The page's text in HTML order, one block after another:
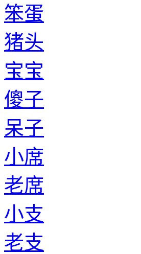
笨蛋
猪头
宝宝
傻子
呆子
小席
老席
小支
老支